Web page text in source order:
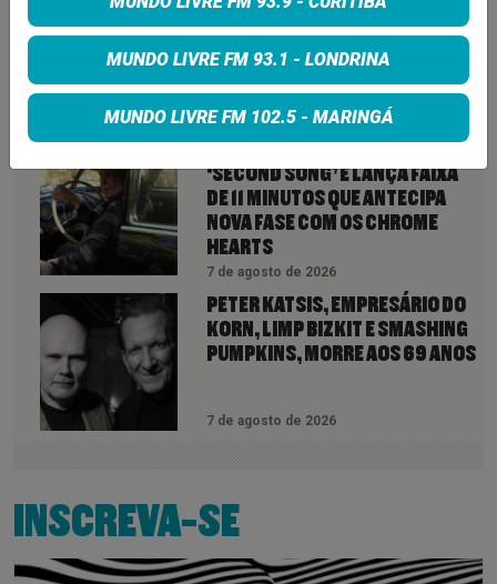
REAPROXIMAÇÃO COM STEVIE
NICKS E INDICA NOVIDADES DO
7 de agosto de 2026
NEIL YOUNG ANUNCIA ÁLBUM
‘SECOND SONG’ E LANÇA FAIXA
DE 11 MINUTOS QUE ANTECIPA
NOVA FASE COM OS CHROME
HEARTS
7 de agosto de 2026
PETER KATSIS, EMPRESÁRIO DO
KORN, LIMP BIZKIT E SMASHING
PUMPKINS, MORRE AOS 69 ANOS
7 de agosto de 2026
INSCREVA-SE
MUNDO LIVRE FM 93.1 - LONDRINA
MUNDO LIVRE FM 102.5 - MARINGÁ